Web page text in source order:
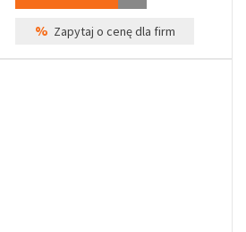
% Zapytaj o cenę dla firm